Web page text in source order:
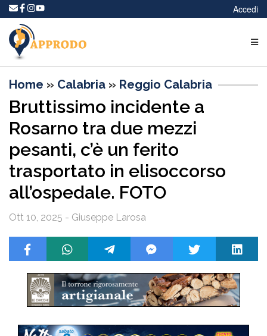
Accedi
Home » Calabria » Reggio Calabria
Bruttissimo incidente a
Rosarno tra due mezzi
pesanti, c’è un ferito
trasportato in elisoccorso
all’ospedale. FOTO
Ott 10, 2025 - Giuseppe Larosa